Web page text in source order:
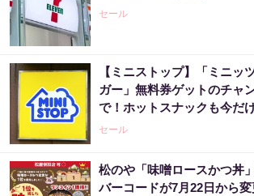
セール
【ミニストップ】「ミニッ
ガー」無料券ゲットのチャ
で！ホットスナックも今だ
セール
松のや「味噌ロースかつ丼
バーコードが7月22日から